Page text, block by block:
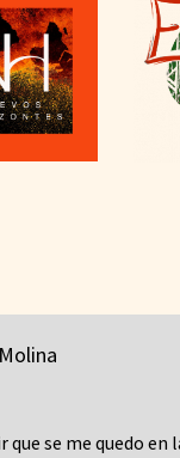
que se me quedo